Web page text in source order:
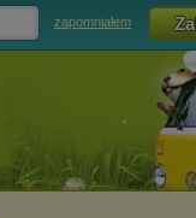
zapomniałem